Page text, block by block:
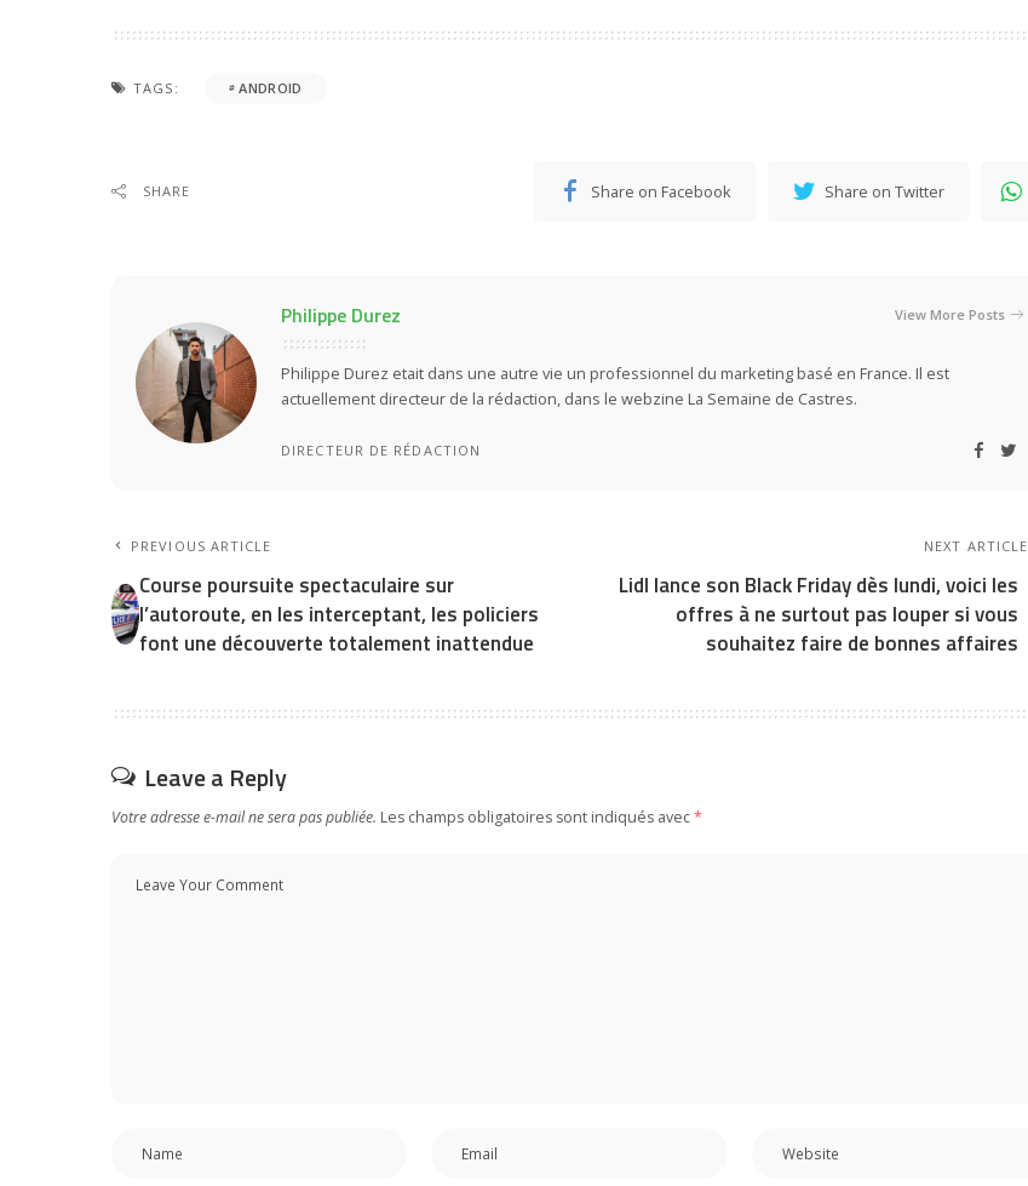
TAGS: ANDROID
SHARE Share on Facebook Share on Twitter
Philippe Durez View More Posts
Philippe Durez etait dans une autre vie un professionnel du marketing basé en France. Il est
actuellement directeur de la rédaction, dans le webzine La Semaine de Castres.
DIRECTEUR DE RÉDACTION
PREVIOUS ARTICLE
Course poursuite spectaculaire sur
l’autoroute, en les interceptant, les policiers
font une découverte totalement inattendue
NEXT ARTICLE
Lidl lance son Black Friday dès lundi, voici les
offres à ne surtout pas louper si vous
souhaitez faire de bonnes affaires
Leave a Reply
Votre adresse e-mail ne sera pas publiée. Les champs obligatoires sont indiqués avec*